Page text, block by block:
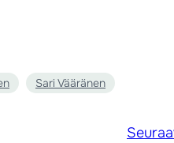
Sari Vääränen